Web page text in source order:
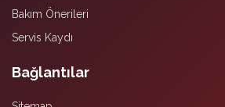
Bakım Önerileri
Servis Kaydı
Bağlantılar